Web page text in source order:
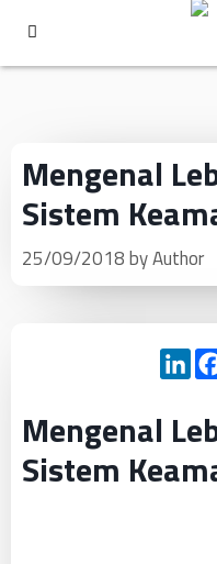
Mengenal
Sistem
25/09/2018byAuthor
Mengenal
Sistem